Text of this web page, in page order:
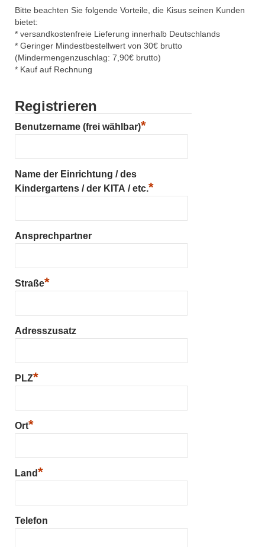
Bitte beachten Sie folgende Vorteile, die Kisus seinen Kunden
bietet:
* versandkostenfreie Lieferung innerhalb Deutschlands
* Geringer Mindestbestellwert von 30€ brutto
(Mindermengenzuschlag: 7,90€ brutto)
* Kauf auf Rechnung
Registrieren
Benutzername (frei wählbar)*
Name der Einrichtung / des
Kindergartens / der KITA / etc.*
Ansprechpartner
Straße*
Adresszusatz
PLZ*
Ort*
Land*
Telefon